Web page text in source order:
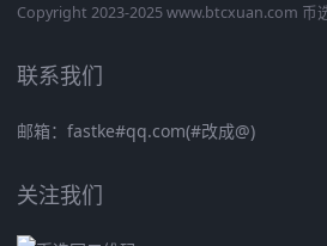
Copyright 2023-2025 www.btcxuan.com 币
联系我们
邮箱：fastke#qq.com(#改成@)
关注我们